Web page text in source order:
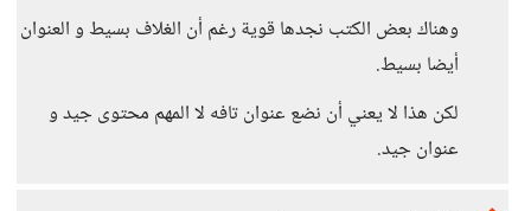
وهناك بعض الكتب نجدها قوية رغم أن الغلاف بسيط و العنوان
أيضا بسيط.
لكن هذا لا يعني أن نضع عنوان تافه لا المهم محتوى جيد و
عنوان جيد.